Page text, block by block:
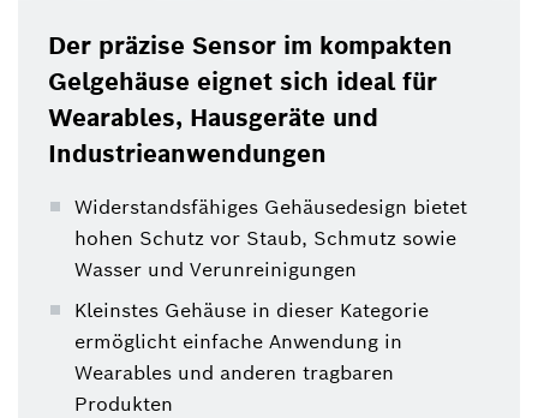
Der präzise Sensor im kompakten
Gelgehäuse eignet sich ideal für
Wearables, Hausgeräte und
Industrieanwendungen
Widerstandsfähiges Gehäusedesign bietet
hohen Schutz vor Staub, Schmutz sowie
Wasser und Verunreinigungen
Kleinstes Gehäuse in dieser Kategorie
ermöglicht einfache Anwendung in
Wearables und anderen tragbaren
Produkten